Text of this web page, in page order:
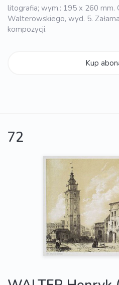
litografia; wym.: 195 x 260 mm.
Walterowskiego, wyd. 5.
kompozycji.
Kup
72